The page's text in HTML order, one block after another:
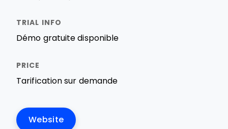
Démo gratuite disponible
Tarification sur demande
Website